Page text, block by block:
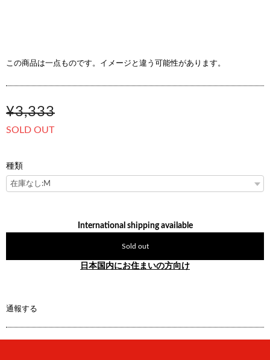
この商品は一点ものです。イメージと違う可能性があります。
¥3,333
SOLD OUT
種類
International shipping available
Sold out
日本国内にお住まいの方向け
通報する